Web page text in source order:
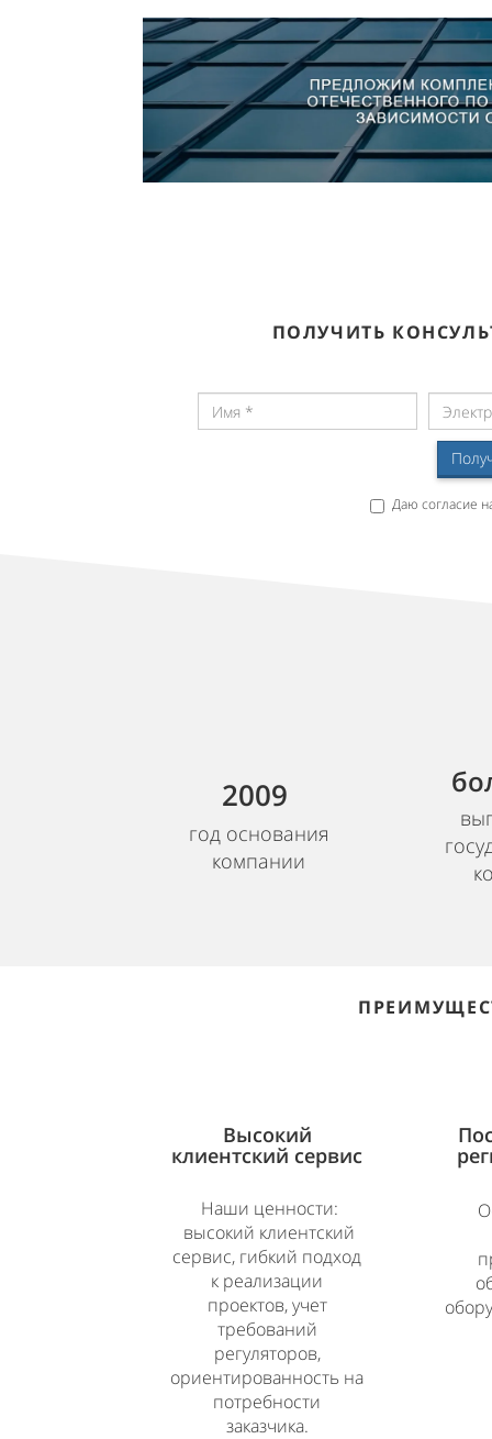
ПОЛУЧИТЬ
Даю согласие
2009
год основания
компании
Высокий
клиентский сервис
Наши ценности:
высокий клиентский
сервис, гибкий подход
к реализации
проектов, учет
требований
регуляторов,
ориентированность на
потребности
заказчика.